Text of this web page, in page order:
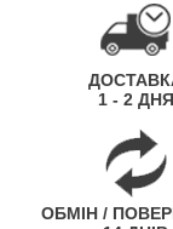
1 - 2 ДНЯ
ОБМІН /